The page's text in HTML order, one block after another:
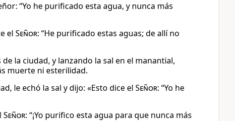
“Yo he purificado esta agua, y nunca más
el Señor: “He purificado estas aguas; de allí no
la ciudad, y lanzando la sal en el manantial,
muerte ni esterilidad.
le echó la sal y dijo: «Esto dice el Señor: “Yo he
Señor: “¡Yo purifico esta agua para que nunca más